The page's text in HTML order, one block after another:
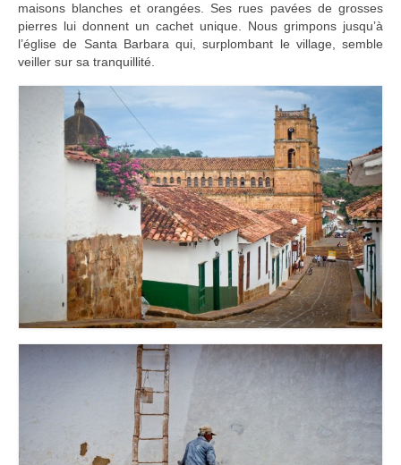
maisons blanches et orangées. Ses rues pavées de grosses
pierres lui donnent un cachet unique. Nous grimpons jusqu’à
l’église de Santa Barbara qui, surplombant le village, semble
veiller sur sa tranquillité.